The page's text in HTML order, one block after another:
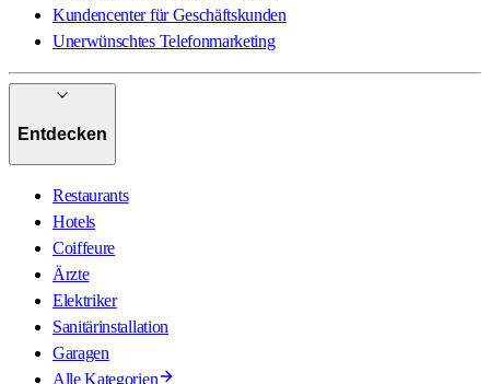
Kundencenter für Geschäftskunden
Unerwünschtes Telefonmarketing
Entdecken
Restaurants
Hotels
Coiffeure
Ärzte
Elektriker
Sanitärinstallation
Garagen
Alle Kategorien